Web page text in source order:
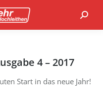
4 – 2017
Start in das neue Jahr!